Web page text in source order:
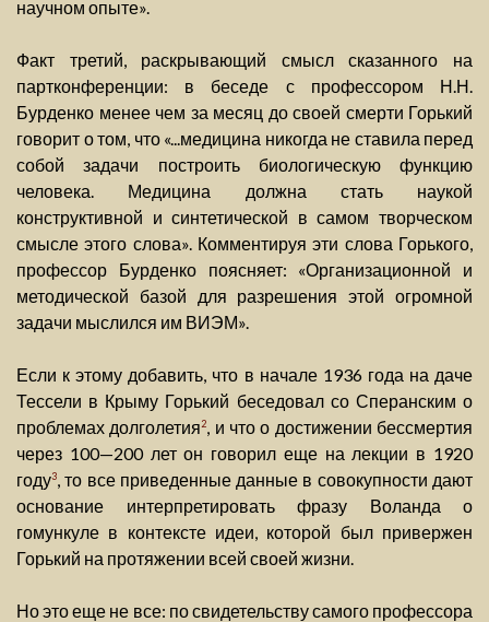
научном опыте».
Факт третий, раскрывающий смысл сказанного на
партконференции: в беседе с профессором Н.Н.
Бурденко менее чем за месяц до своей смерти Горький
говорит о том, что «...медицина никогда не ставила перед
собой задачи построить биологическую функцию
человека. Медицина должна стать наукой
конструктивной и синтетической в самом творческом
смысле этого слова». Комментируя эти слова Горького,
профессор Бурденко поясняет: «Организационной и
методической базой для разрешения этой огромной
задачи мыслился им ВИЭМ».
Если к этому добавить, что в начале 1936 года на даче
Тессели в Крыму Горький беседовал со Сперанским о
проблемах долголетия2
, и что о достижении бессмертия
через 100—200 лет он говорил еще на лекции в 1920
году3
, то все приведенные данные в совокупности дают
основание интерпретировать фразу Воланда о
гомункуле в контексте идеи, которой был привержен
Горький на протяжении всей своей жизни.
Но это еще не все: по свидетельству самого профессора